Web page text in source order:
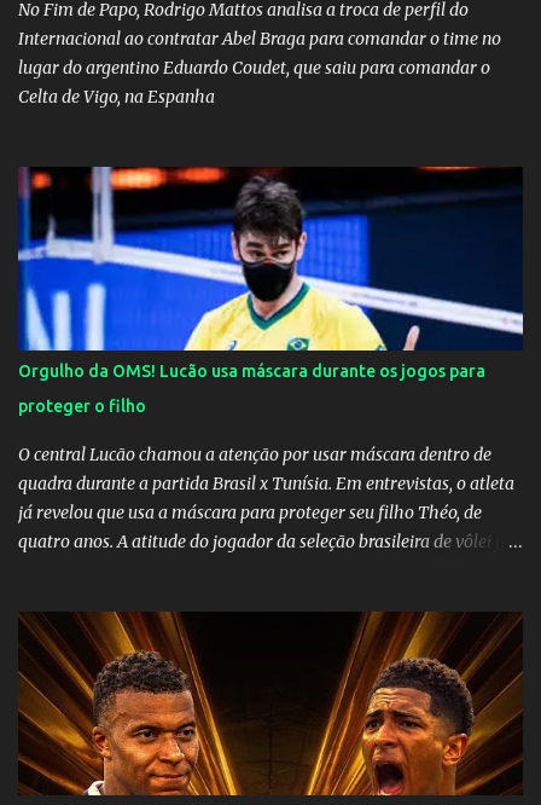
No Fim de Papo, Rodrigo Mattos analisa a troca de perfil do
Internacional ao contratar Abel Braga para comandar o time no
lugar do argentino Eduardo Coudet, que saiu para comandar o
Celta de Vigo, na Espanha
Orgulho da OMS! Lucão usa máscara durante os jogos para
proteger o filho
O central Lucão chamou a atenção por usar máscara dentro de
quadra durante a partida Brasil x Tunísia. Em entrevistas, o atleta
já revelou que usa a máscara para proteger seu filho Théo, de
quatro anos. A atitude do jogador da seleção brasileira de vôlei foi
China por 5 a 0 na estreia brasileira nas olimpíadas de Tóquio.
Marta marcou duas vezes, Debinha, Andressa Alves e Bia
Zaneratto foram autoras dos gols. Juliette, embaixadora
‎@Globoplay mandou um xero para as meninas e falou do seu
orgulho.